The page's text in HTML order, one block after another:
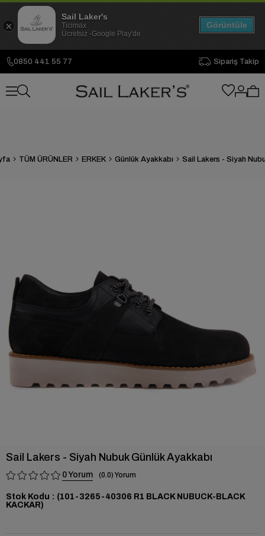
0850 441 55 77 Sipariş Takip
TÜM ÜRÜNLER ERKEK Günlük Ayakkabı
Sail Lakers - Siyah Nubuk Günlük Ayakkabı
0 0.0
Stok Kodu
(101-3265-40306 R1 BLACK NUBUCK-BLACK
KACKAR)
Sail Laker's
Ticimax
Ücretsiz -Google Play'de
Görüntüle